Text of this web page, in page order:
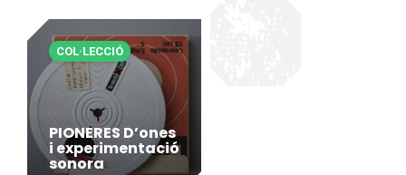
PIONERES D’ones
i experimentació
sonora
COL·LECCIÓ